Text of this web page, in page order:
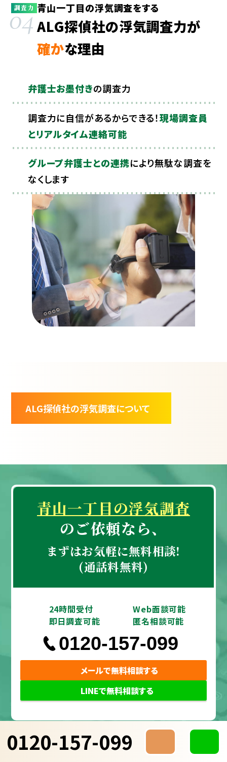
0120-157-099
調査力
04青山一丁目の浮気調査をする
ALG探偵社の浮気調査力が
確かな理由
弁護士お墨付きの調査力
調査力に自信があるからできる！現場調査員
とリアルタイム連絡可能
グループ弁護士との連携により無駄な調査を
なくします
ALG探偵社の浮気調査について
青山一丁目の浮気調査
のご依頼なら、
まずはお気軽に無料相談!
(通話料無料)
24時間受付
Web面談可能
即日調査可能
匿名相談可能
0120-157-099
メールで無料相談する
LINEで無料相談する
調査料金